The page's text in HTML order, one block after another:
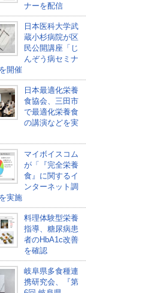
ナーを配信
日本医科大学武
蔵小杉病院が区
民公開講座「じ
んぞう病セミナ
開催
日本最適化栄養
食協会、三田市
で最適化栄養食
の講演などを実
マイボイスコム
が「『完全栄養
食』に関するイ
ンターネット調
実施
料理体験型栄養
指導、糖尿病患
者のHbA1c改善
を確認
岐阜県多食種連
携研究会、『第